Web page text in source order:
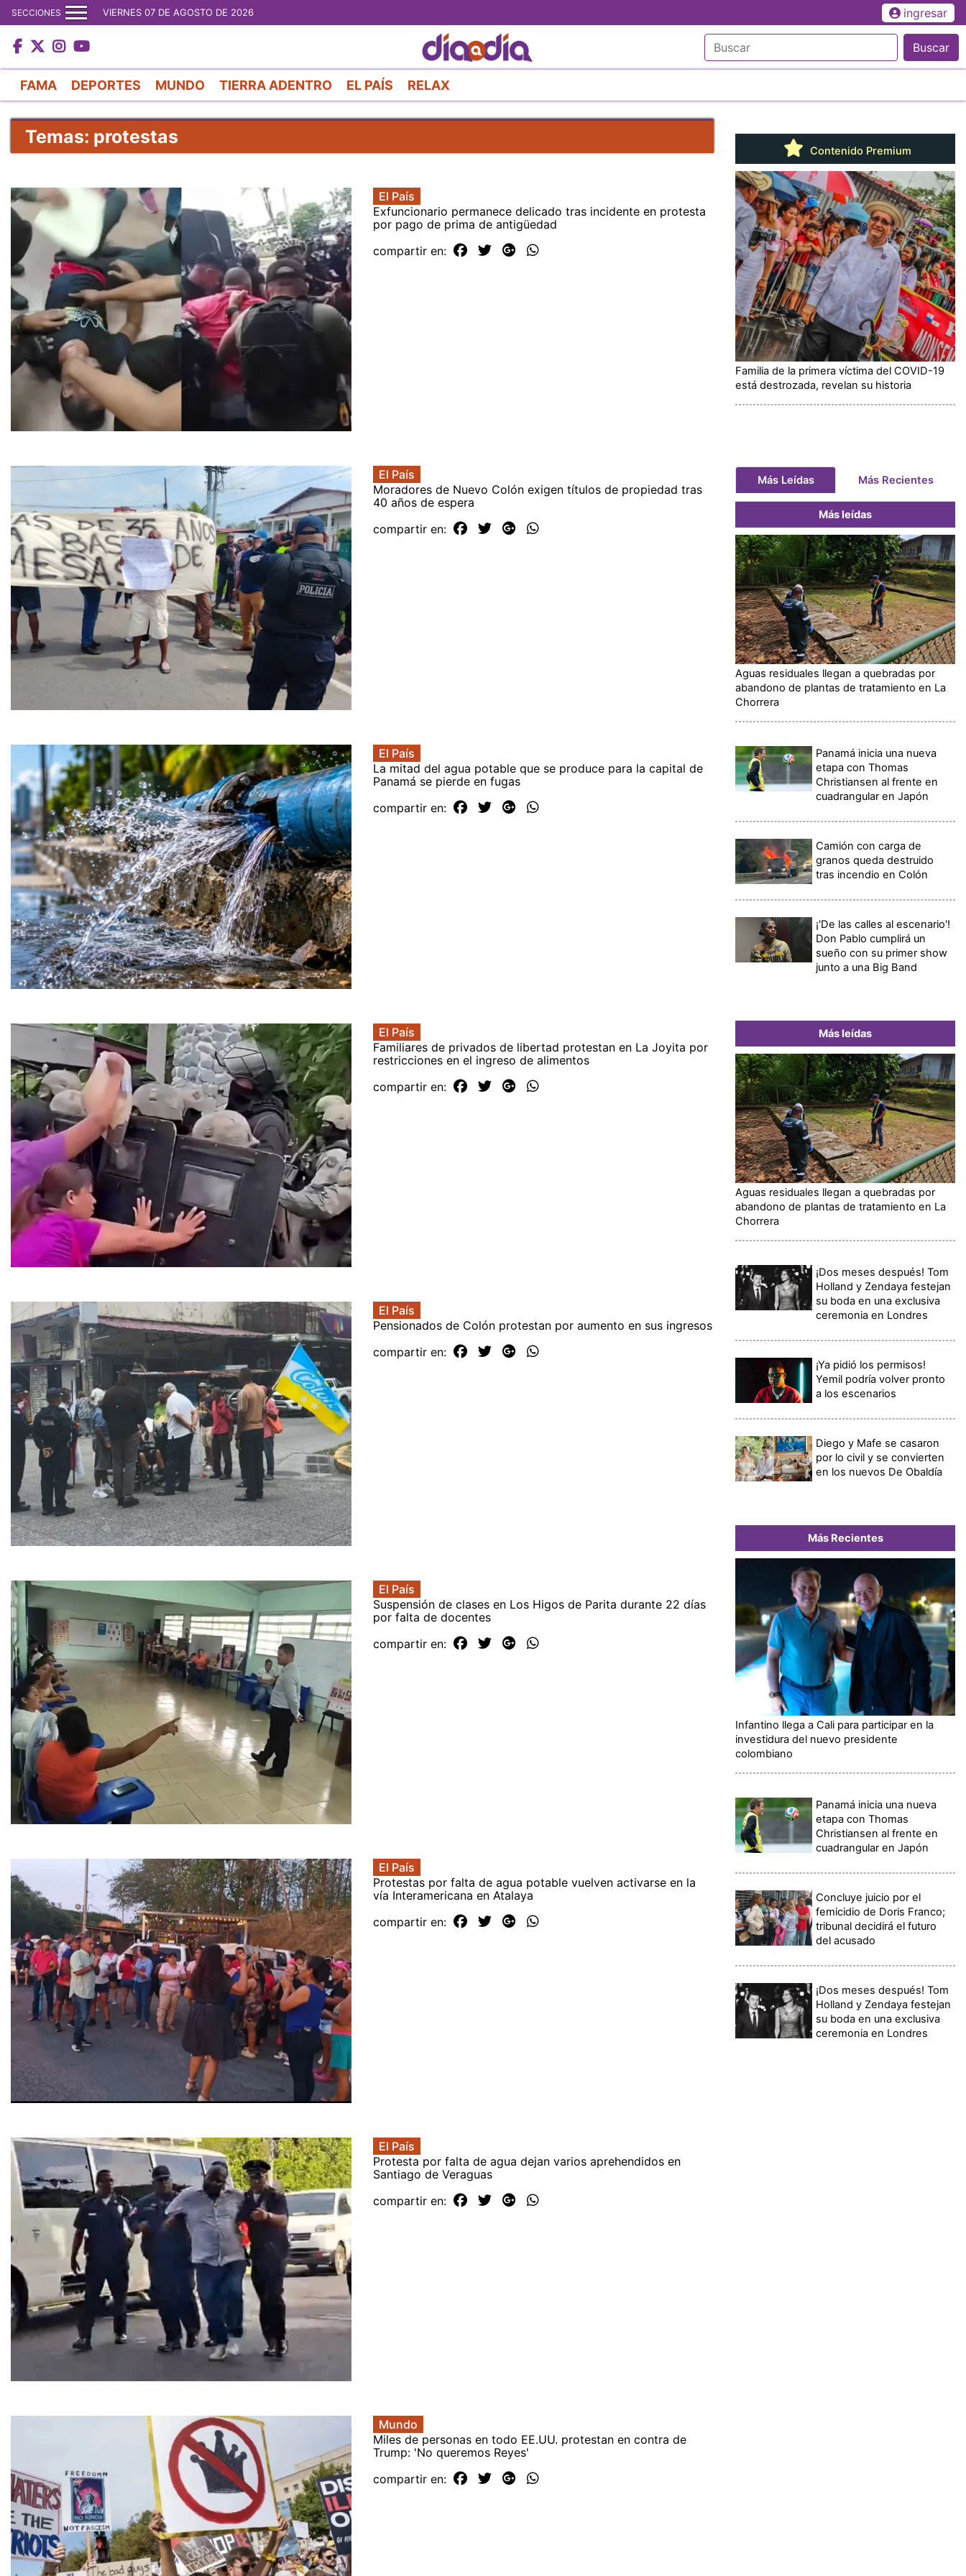
al
contenido
principal
SECCIONES VIERNES 07 DE AGOSTO DE 2026 ingresar
Buscar
FAMA DEPORTES MUNDO TIERRA ADENTRO EL PAÍS RELAX
Temas: protestas
El País
Exfuncionario permanece delicado tras incidente en protesta
por pago de prima de antigüedad
compartir en:
El País
Moradores de Nuevo Colón exigen títulos de propiedad tras
40 años de espera
compartir en:
El País
La mitad del agua potable que se produce para la capital de
Panamá se pierde en fugas
compartir en:
El País
Familiares de privados de libertad protestan en La Joyita por
restricciones en el ingreso de alimentos
compartir en:
El País
Pensionados de Colón protestan por aumento en sus ingresos
compartir en:
El País
Suspensión de clases en Los Higos de Parita durante 22 días
por falta de docentes
compartir en:
El País
Protestas por falta de agua potable vuelven activarse en la
vía Interamericana en Atalaya
compartir en:
El País
Protesta por falta de agua dejan varios aprehendidos en
Santiago de Veraguas
compartir en:
Mundo
Miles de personas en todo EE.UU. protestan en contra de
Trump: 'No queremos Reyes'
compartir en:
Contenido Premium
Familia de la primera víctima del COVID-19
está destrozada, revelan su historia
Más Leídas Más Recientes
Más leídas
Aguas residuales llegan a quebradas por
abandono de plantas de tratamiento en La
Chorrera
Panamá inicia una nueva
etapa con Thomas
Christiansen al frente en
cuadrangular en Japón
Camión con carga de
granos queda destruido
tras incendio en Colón
¡'De las calles al escenario'!
Don Pablo cumplirá un
sueño con su primer show
junto a una Big Band
Más leídas
Aguas residuales llegan a quebradas por
abandono de plantas de tratamiento en La
Chorrera
¡Dos meses después! Tom
Holland y Zendaya festejan
su boda en una exclusiva
ceremonia en Londres
¡Ya pidió los permisos!
Yemil podría volver pronto
a los escenarios
Diego y Mafe se casaron
por lo civil y se convierten
en los nuevos De Obaldía
Más Recientes
Infantino llega a Cali para participar en la
investidura del nuevo presidente
colombiano
Panamá inicia una nueva
etapa con Thomas
Christiansen al frente en
cuadrangular en Japón
Concluye juicio por el
femicidio de Doris Franco;
tribunal decidirá el futuro
del acusado
¡Dos meses después! Tom
Holland y Zendaya festejan
su boda en una exclusiva
ceremonia en Londres